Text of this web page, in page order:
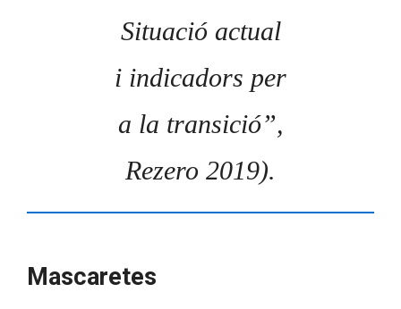
Situació actual
i indicadors per
a la transició”,
Rezero 2019).
Mascaretes